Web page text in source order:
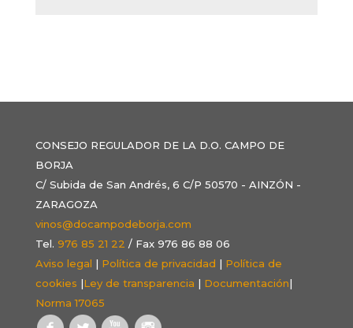
CONSEJO REGULADOR DE LA D.O. CAMPO DE
BORJA
C/ Subida de San Andrés, 6 C/P 50570 - AINZÓN -
ZARAGOZA
vinos@docampodeborja.com
Tel. 976 85 21 22 / Fax 976 86 88 06
Aviso legal | Política de privacidad | Política de
cookies |Ley de transparencia | Documentación|
Norma 17065